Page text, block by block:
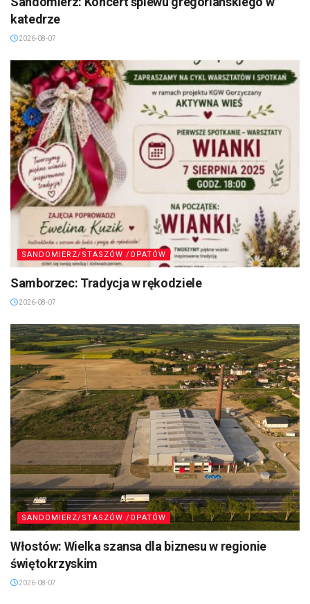
katedrze
2026-08-07
SANDOMIERZ/STASZÓW /OPATÓW
Samborzec: Tradycja w rękodziele
2026-08-07
SANDOMIERZ/STASZÓW /OPATÓW
Włostów: Wielka szansa dla biznesu w regionie
świętokrzyskim
2026-08-07